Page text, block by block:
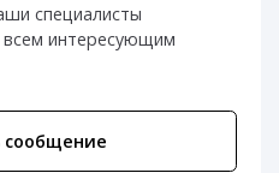
специалисты
всем интересующим
сообщение